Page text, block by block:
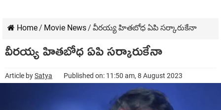
Home/ Movie News/ వీరయ్య హితబోధ ఏపి సర్కారుకేనా
వీరయ్య హితబోధ ఏపి సర్కారుకేనా
Article bySatya Published on: 11:50 am, 8 August 2023